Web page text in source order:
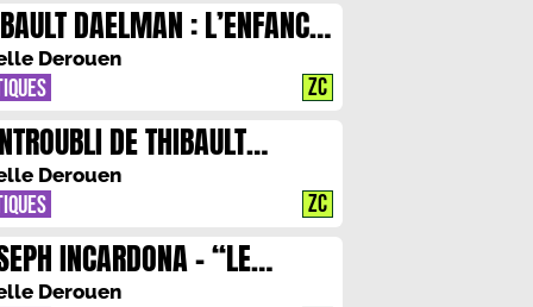
sur nos besoins de repères ou du récit
possession démoniaque ? Peut-être
vous la réponse en […]
DAELMAN : L’ENFANCE
AVEU
Derouen
ZC
DE THIBAULT
“SI JE N’ECRIS PAS,
ESCLAVE DU
Derouen
ZC
INCARDONA – “LE
EST FATIGUE” OU
Derouen